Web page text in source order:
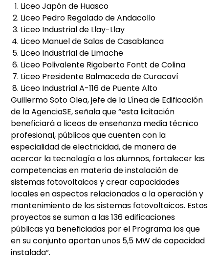
Liceo Japón de Huasco
Liceo Pedro Regalado de Andacollo
Liceo Industrial de Llay-Llay
Liceo Manuel de Salas de Casablanca
Liceo Industrial de Limache
Liceo Polivalente Rigoberto Fontt de Colina
Liceo Presidente Balmaceda de Curacaví
Liceo Industrial A-116 de Puente Alto
Guillermo Soto Olea, jefe de la Línea de Edificación
de la AgenciaSE, señala que “esta licitación
beneficiará a liceos de enseñanza media técnico
profesional, públicos que cuenten con la
especialidad de electricidad, de manera de
acercar la tecnología a los alumnos, fortalecer las
competencias en materia de instalación de
sistemas fotovoltaicos y crear capacidades
locales en aspectos relacionados a la operación y
mantenimiento de los sistemas fotovoltaicos. Estos
proyectos se suman a las 136 edificaciones
públicas ya beneficiadas por el Programa los que
en su conjunto aportan unos 5,5 MW de capacidad
instalada”.